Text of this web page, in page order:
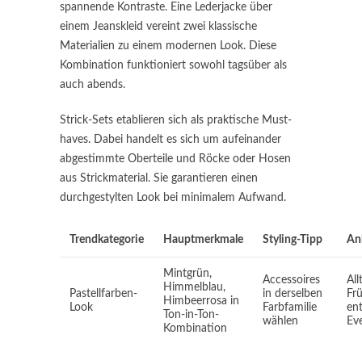
spannende Kontraste. Eine Lederjacke über
einem Jeanskleid vereint zwei klassische
Materialien zu einem modernen Look. Diese
Kombination funktioniert sowohl tagsüber als
auch abends.
Strick-Sets etablieren sich als praktische Must-
haves. Dabei handelt es sich um aufeinander
abgestimmte Oberteile und Röcke oder Hosen
aus Strickmaterial. Sie garantieren einen
durchgestylten Look bei minimalem Aufwand.
Trendkategorie Hauptmerkmale Styling-Tipp
Pastellfarben-
Look
Mintgrün,
Himmelblau,
Himbeerrosa in
Ton-in-Ton-
Kombination
Accessoires
in derselben
Farbfamilie
wählen